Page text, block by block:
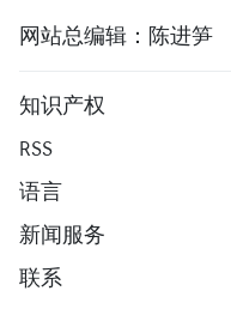
网站总编辑：陈进笋
知识产权
RSS
语言
新闻服务
联系